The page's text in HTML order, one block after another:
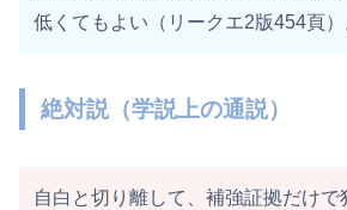
低くてもよい（リークエ2版454頁）
絶対説（学説上の通説）
自白と切り離して、補強証拠だけで